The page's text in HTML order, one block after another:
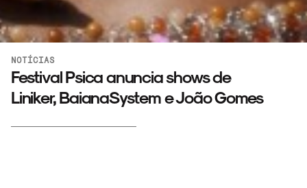
NOTÍCIAS
Festival Psica anuncia shows de
Liniker, BaianaSystem e João Gomes